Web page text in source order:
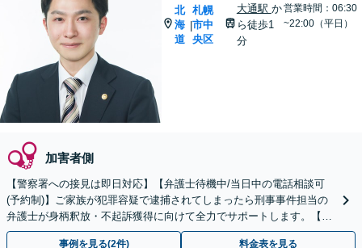
北
海
道
|
札幌
市中
央区
大通駅 か
ら徒歩1
分
営業時間：06:30
~22:00（平日）
加害者側
【警察署への接見は即日対応】【弁護士待機中/当日中の電話相談可
(予約制)】ご家族が犯罪容疑で逮捕されてしまったら刑事事件担当の
弁護士が身柄釈放・不起訴獲得に向けて全力でサポートします。【毎
月100名以上の相談実績】【札幌対応】
事例を見る(2件) 料金表を見る